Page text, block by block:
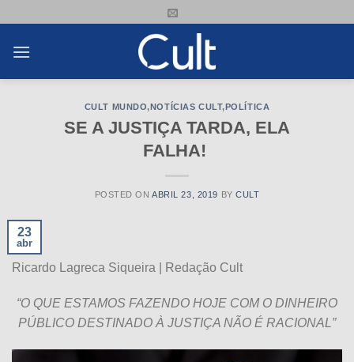
content
CULT MUNDO,NOTÍCIAS CULT,POLÍTICA
SE A JUSTIÇA TARDA, ELA
FALHA!
POSTED ONABRIL 23, 2019 BYCULT
23
abr
Ricardo Lagreca Siqueira | Redação Cult
“O QUE ESTAMOS FAZENDO HOJE COM O DINHEIRO
PÚBLICO DESTINADO À JUSTIÇA NÃO É RACIONAL”